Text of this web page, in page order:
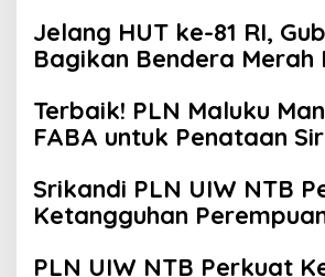
Jelang HUT ke-81 RI,
Bagikan Bendera Merah
Terbaik! PLN Maluku
FABA untuk Penataan
Srikandi PLN UIW NTB
Ketangguhan
PLN UIW NTB Perkuat